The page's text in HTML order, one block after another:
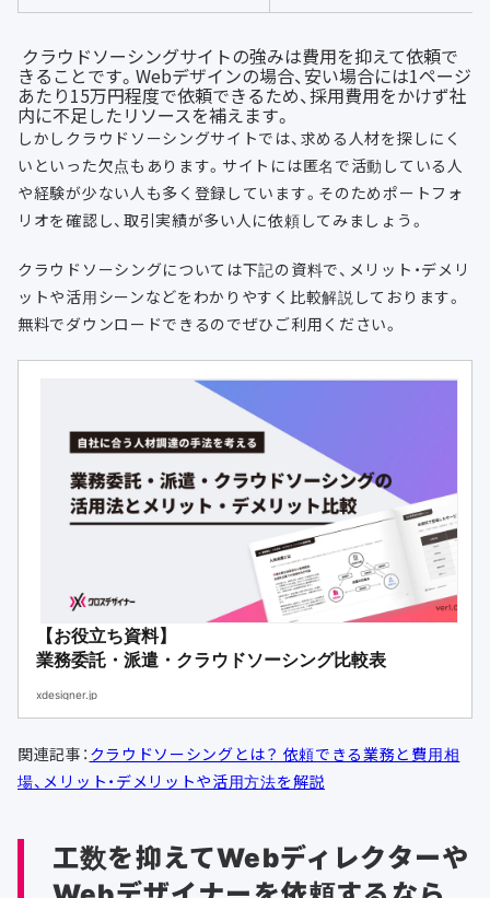
クラウドソーシングサイトの強みは費用を抑えて依頼で
きることです。Webデザインの場合、安い場合には1ページ
あたり15万円程度で依頼できるため、採用費用をかけず社
内に不足したリソースを補えます。
しかしクラウドソーシングサイトでは、求める人材を探しにく
いといった欠点もあります。サイトには匿名で活動している人
や経験が少ない人も多く登録しています。そのためポートフォ
リオを確認し、取引実績が多い人に依頼してみましょう。
クラウドソーシングについては下記の資料で、メリット・デメリ
ットや活用シーンなどをわかりやすく比較解説しております。
無料でダウンロードできるのでぜひご利用ください。
【お役立ち資料】
業務委託・派遣・クラウドソーシング比較表
xdesigner.jp
関連記事： クラウドソーシングとは？ 依頼できる業務と費用相
場、メリット・デメリットや活用方法を解説
工数を抑えてWebディレクターや